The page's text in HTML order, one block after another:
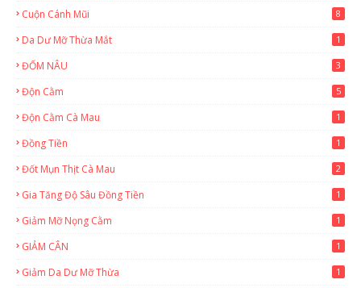
Cuộn Cánh Mũi 8
Da Dư Mỡ Thừa Mắt 1
ĐỐM NÂU 3
Độn Cằm 5
Độn Cằm Cà Mau 1
Đồng Tiền 1
Đốt Mụn Thịt Cà Mau 2
Gia Tăng Độ Sâu Đồng Tiền 1
Giảm Mỡ Nọng Cằm 1
GIẢM CÂN 1
Giảm Da Dư Mỡ Thừa 1